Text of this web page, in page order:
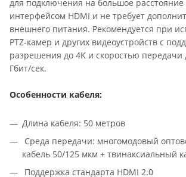
для подключения на большое расстояние
интерфейсом HDMI и не требует
внешнего питания. Рекомендуется при
PTZ-камер и других видеоустройств с
разрешения до 4K и скоростью передачи
Гбит/сек.
Особенности кабеля:
Длина кабеля: 50 метров
Среда передачи: многомодовый
кабель 50/125 мкм + твинаксиальный
Поддержка стандарта HDMI 2.0